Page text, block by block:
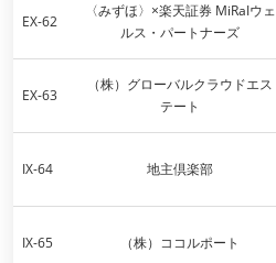
EX-62
〈みずほ〉×楽天証券 MiRaIウェ
ルス・パートナーズ
EX-63
（株）グローバルクラウドエス
テート
IX-64 地主倶楽部
IX-65 （株）ココルポート